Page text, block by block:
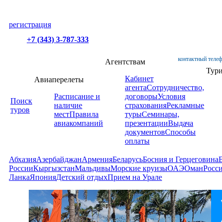
регистрация
+7 (343) 3-787-333
контактный
Поиск
туров
Авиаперелеты
Расписание и
наличие
местПравила
авиакомпаний
Агентствам
Кабинет
агентаСотрудничество,
договорыУсловия
страхованияРекламные
турыСеминары,
презентацииВыдача
документовСпособы
оплаты
АбхазияАзербайджанАрменияБеларусьБосния и Герцеговина
РоссииКыргызстанМальдивыМорские круизыОАЭОман
ЛанкаЯпонияДетский отдыхПрием на Урале